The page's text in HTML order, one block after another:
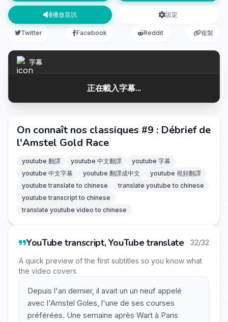
播放音訊 設定
Twitter Facebook Reddit 複製
字幕
正在載入字幕...
On connaît nos classiques #9 : Débrief de
l'Amstel Gold Race
youtube 翻譯 youtube 中文翻譯
youtube 字幕
youtube 中文字幕
youtube 翻譯成中文
youtube 視頻翻譯
youtube translate to chinese
translate youtube to chinese
youtube transcript to chinese
translate youtube video to chinese
YouTube transcript, YouTube translate 32/32
A quick preview of the first subtitles so you know what
the video covers.
Depuis l'an dernier, il avait un un neuf appelé
avec l'Amstel Goles, l'une de ses courses
préférées. Une semaine après Wart à Paris